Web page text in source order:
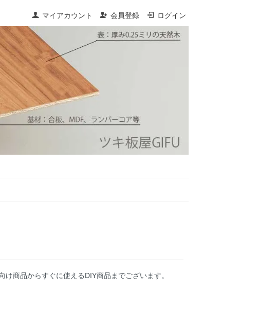
マイアカウント 会員登録 ログイン
商品からすぐに使えるDIY商品までございます。